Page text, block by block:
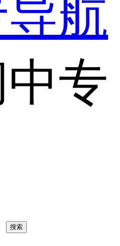
中专
搜索